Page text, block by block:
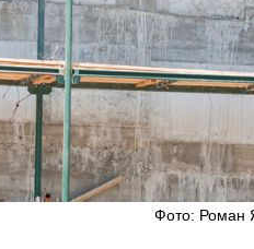
Фото: Роман